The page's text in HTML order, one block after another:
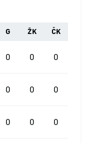
G ŽK ČK
0 0 0
0 0 0
0 0 0